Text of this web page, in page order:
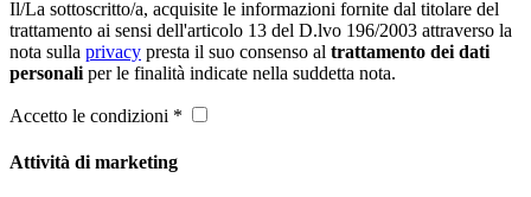
Il/La sottoscritto/a, acquisite le informazioni fornite dal titolare del
trattamento ai sensi dell'articolo 13 del D.lvo 196/2003 attraverso la
nota sulla privacy presta il suo consenso al trattamento dei dati
personali per le finalità indicate nella suddetta nota.
Accetto le condizioni *
Attività di marketing